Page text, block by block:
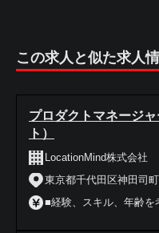
この求人と似た求人
プロダクトマネージ
ト）
LocationMind株式会社
東京都千代田区神田司
■経験、スキル、年齢を